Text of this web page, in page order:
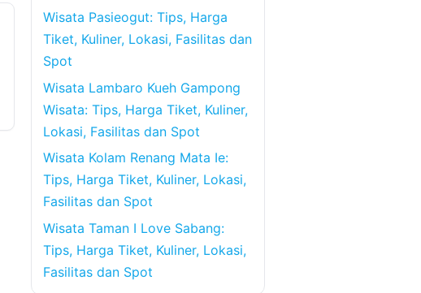
Wisata Pasieogut: Tips, Harga
Tiket, Kuliner, Lokasi, Fasilitas dan
Spot
Wisata Lambaro Kueh Gampong
Wisata: Tips, Harga Tiket, Kuliner,
Lokasi, Fasilitas dan Spot
Wisata Kolam Renang Mata Ie:
Tips, Harga Tiket, Kuliner, Lokasi,
Fasilitas dan Spot
Wisata Taman I Love Sabang:
Tips, Harga Tiket, Kuliner, Lokasi,
Fasilitas dan Spot